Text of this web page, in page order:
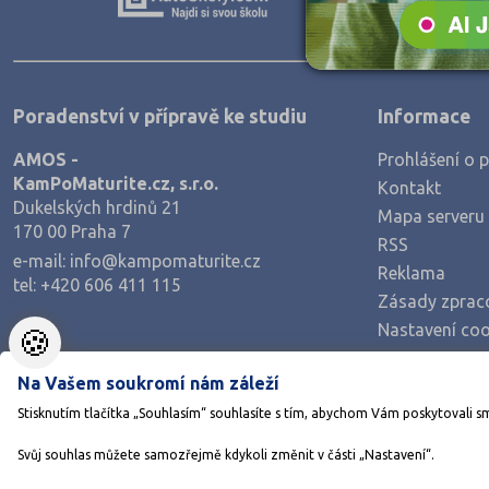
Zemědělské a ekologické
Poradenství v přípravě ke studiu
AMOS -
KamPoMaturite.cz, s.r.o.
Dukelských hrdinů 21
170 00 Praha 7
e-mail: info@kampomaturite.cz
tel: +420 606 411 115
Informace
Prohlášení o
Kontakt
Mapa serveru
RSS
Reklama
Zásady
Nastavení
🍪
Na Vašem soukromí nám záleží
Stisknutím tlačítka „Souhlasím“ souhlasíte s tím, abychom Vám poskytovali
Svůj souhlas můžete samozřejmě kdykoli změnit v části „Nastavení“.